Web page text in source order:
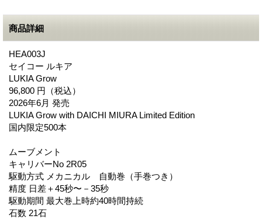
商品詳細
HEA003J
セイコー ルキア
LUKIA Grow
96,800 円（税込）
2026年6月 発売
LUKIA Grow with DAICHI MIURA Limited Edition
国内限定500本
ムーブメント
キャリバーNo 2R05
駆動方式 メカニカル 自動巻（手巻つき）
精度 日差＋45秒〜－35秒
駆動期間 最大巻上時約40時間持続
石数 21石